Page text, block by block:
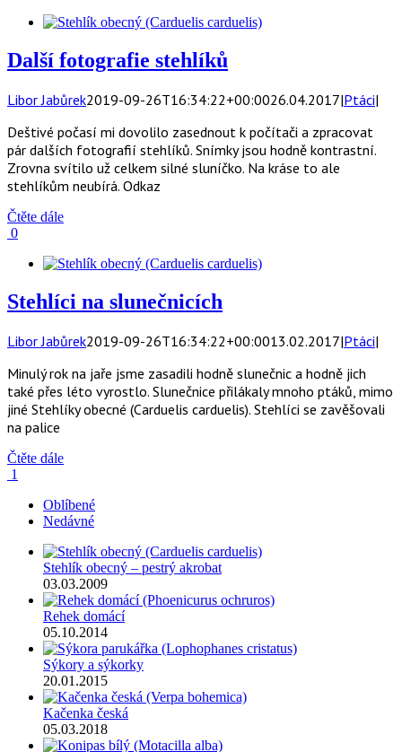
Další fotografie stehlíků
Libor Jabůrek2019-09-26T16:34:22+00:0026.04.2017|Ptáci|
Deštivé počasí mi dovolilo zasednout k počítači a zpracovat
pár dalších fotografií stehlíků. Snímky jsou hodně kontrastní.
Zrovna svítilo už celkem silné sluníčko. Na kráse to ale
stehlíkům neubírá. Odkaz
Čtěte dále
0
Stehlíci na slunečnicích
Libor Jabůrek2019-09-26T16:34:22+00:0013.02.2017|Ptáci|
Minulý rok na jaře jsme zasadili hodně slunečnic a hodně jich
také přes léto vyrostlo. Slunečnice přilákaly mnoho ptáků, mimo
jiné Stehlíky obecné (Carduelis carduelis). Stehlíci se zavěšovali
na palice
Čtěte dále
1
Oblíbené
Nedávné
Stehlík obecný – pestrý akrobat
03.03.2009
Rehek domácí
05.10.2014
Sýkory a sýkorky
20.01.2015
Kačenka česká
05.03.2018